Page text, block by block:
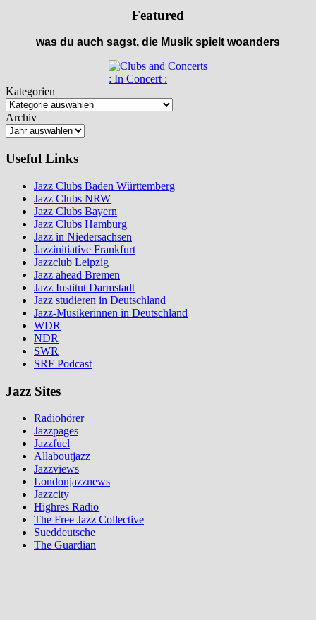
Featured
was du auch sagst, die Musik spielt woanders
: In Concert :
Kategorien
Archiv
Useful Links
Jazz Clubs Baden Württemberg
Jazz Clubs NRW
Jazz Clubs Bayern
Jazz Clubs Hamburg
Jazz in Niedersachsen
Jazzinitiative Frankfurt
Jazzclub Leipzig
Jazz ahead Bremen
Jazz Institut Darmstadt
Jazz studieren in Deutschland
Jazz-Musikerinnen in Deutschland
WDR
NDR
SWR
SRF Podcast
Jazz Sites
Radiohörer
Jazzpages
Jazzfuel
Allaboutjazz
Jazzviews
Londonjazznews
Jazzcity
Highres Radio
The Free Jazz Collective
Sueddeutsche
The Guardian